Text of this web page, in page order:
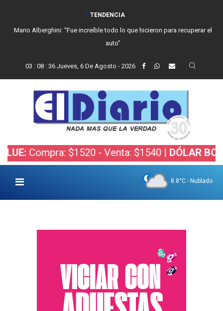
TENDENCIA
Mario Alberghini: “Fue increíble todo lo que hicieron para recuperar el
auto”
03 : 08: 37 Jueves, 6 De Agosto - 2026
$1520 - Venta: $1540 |DÓLAR BOLSA:
8.8°C - Nublado